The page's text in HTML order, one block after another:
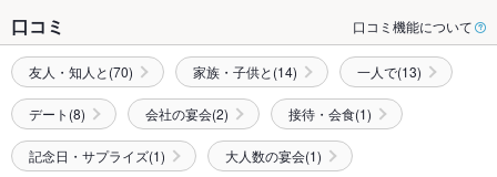
口コミ 口コミ機能について
友人・知人と(70) 家族・子供と(14) 一人で(13)
デート(8) 会社の宴会(2) 接待・会食(1)
記念日・サプライズ(1) 大人数の宴会(1)